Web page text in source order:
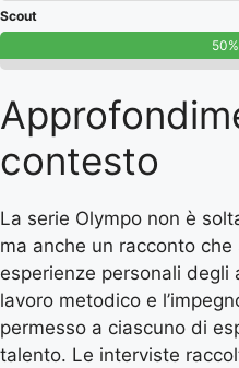
Scout
50%
contesto
La serie Olympo non è
ma anche un racconto
esperienze personali degli
lavoro metodico e
permesso a ciascuno di
talento. Le interviste